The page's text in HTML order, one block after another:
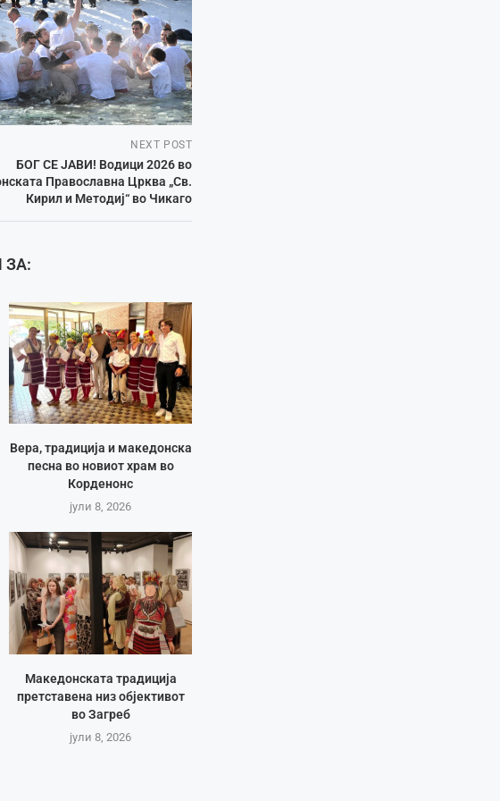
NEXT POST
БОГ СЕ ЈАВИ! Водици 2026 во
Православна Црква „Св.
Кирил и Методиј“ во Чикаго
ЗА:
Вера, традиција и македонска
песна во новиот храм во
Корденонс
јули 8, 2026
Македонската традиција
претставена низ објективот
во Загреб
јули 8, 2026